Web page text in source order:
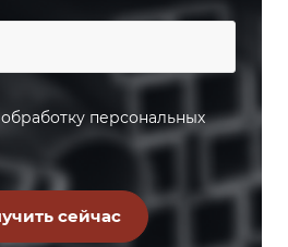
обработку персональных